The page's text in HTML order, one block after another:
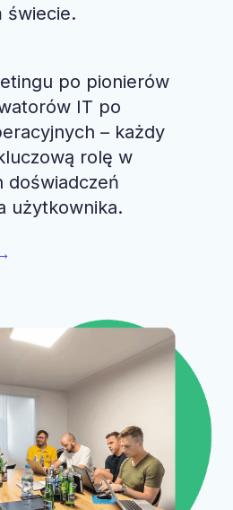
świecie.
po pionierów
IT po
– każdy
rolę w
doświadczeń
użytkownika.